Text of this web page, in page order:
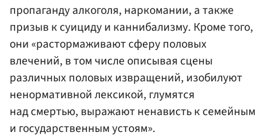
пропаганду алкоголя, наркомании, а также
призыв к суициду и каннибализму. Кроме того,
они «растормаживают сферу половых
влечений, в том числе описывая сцены
различных половых извращений, изобилуют
ненормативной лексикой, глумятся
над смертью, выражают ненависть к семейным
и государственным устоям».